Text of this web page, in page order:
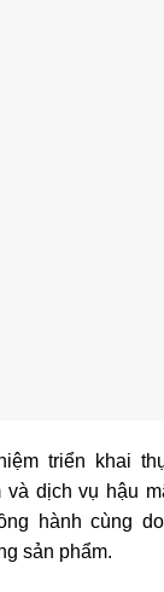
triển khai
và dịch vụ hậu
hành cùng
sản phẩm.